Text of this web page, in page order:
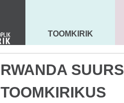
MAARJA KIRIK
TOOMKIRIK
RWANDA
TOOMKIRIKUS